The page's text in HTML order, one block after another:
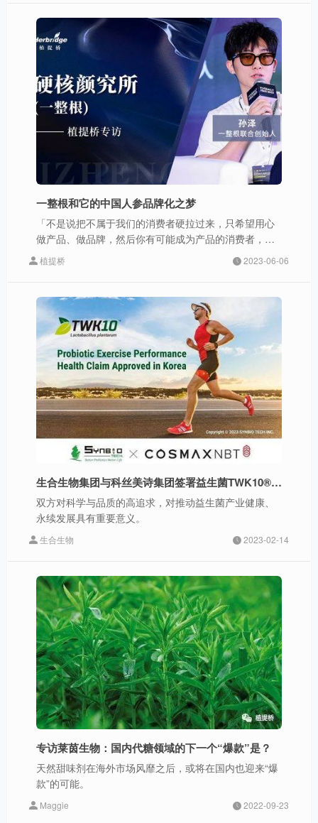
一整根和它的中国人参品牌化之梦
「不是说把不属于我们的消费者硬拉过来，只希望用心
做产品、做品牌，然后你有可能成为产品的消费者，关
注一下我们」
植提桥 2023-06-06
生合生物集团与科丝美诗集团签署益生菌TWK10®独家合作协议，进军韩国益生菌市场！
双方对科学与品质的高追求，对推动益生菌产业健康、
永续发展具有重要意义。
生合生物 2023-02-14
专访莱茵生物：国内代糖领域的下一个“爆款”是？
天然甜味剂在海外市场风靡之后，或将在国内也迎来“爆
款”的可能。
Maggie 2022-09-23